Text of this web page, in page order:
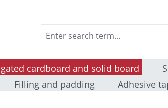
cardboard and solid board
Filling and padding Adhesive